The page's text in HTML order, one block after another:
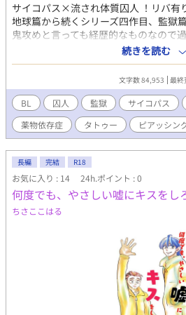
サイコパス×流され体質囚人 ！リバ有
地球篇から続くシリーズ四作目、監獄
鬼攻めと言っても経歴的なものなので
ん。番外編で受けへのピアッシング、
す。 性描写、反社会的描写が強めです
ありません！ 7/11 番外編含め完結し
書くかもしれませんが、読んで下さっ
難うございました。 お気に入りご登録
いです。ありがとうございます。心よ
続きを読む
文字数 84,953 最終
BL 囚人 監獄 サイコパス
薬物依存症
タトゥー ピアッシン
長編 完結 R18
お気に入り : 14 24h.ポイント : 0
何度でも、やさしい嘘にキスをし
ちさここはる